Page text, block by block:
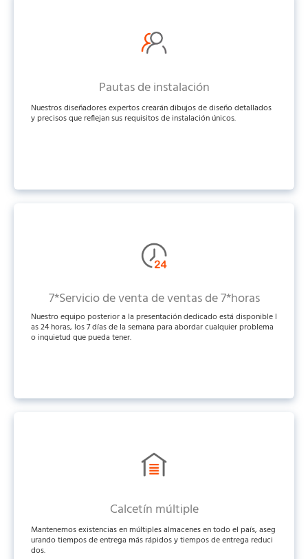
Pautas de instalación
Nuestros diseñadores expertos crearán dibujos de diseño detallados
y precisos que reflejan sus requisitos de instalación únicos.
7*Servicio de venta de ventas de 7*horas
Nuestro equipo posterior a la presentación dedicado está disponible l
as 24 horas, los 7 días de la semana para abordar cualquier problema
o inquietud que pueda tener.
Calcetín múltiple
Mantenemos existencias en múltiples almacenes en todo el país, aseg
urando tiempos de entrega más rápidos y tiempos de entrega reduci
dos.